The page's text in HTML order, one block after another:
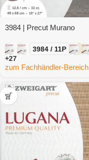
3984 | Precut Murano
3984 / 11P
+27
zum Fachhändler-Bereich